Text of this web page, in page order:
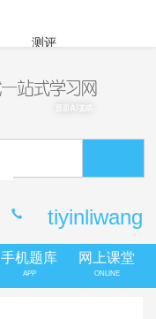
测评
tiyinliwang
手机题库
APP
网上课堂
ONLINE